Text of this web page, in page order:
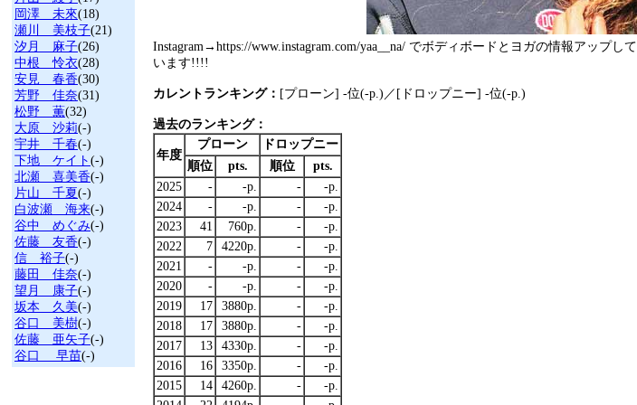
岡澤 未來(18)
瀬川 美枝子(21)
汐月 麻子(26)
中根 怜衣(28)
安見 春香(30)
芳野 佳奈(31)
松野 薫(32)
大原 沙莉(-)
宇井 千春(-)
下地 ケイト (-)
北瀬 喜美香(-)
片山 千夏(-)
白波瀬 海来(-)
谷中 めぐみ(-)
佐藤 友香(-)
信 裕子(-)
藤田 佳奈(-)
望月 康子(-)
坂本 久美(-)
谷口 美樹(-)
佐藤 亜矢子(-)
谷口 早苗(-)
Instagram→https://www.instagram.com/yaa__na/ でボディボードとヨガの情報アップして
います!!!!
カレントランキング： [プローン] -位(-p.)／[ドロップニー] -位(-p.)
過去のランキング：
年度
プローン
ドロップニー
順位
pts. 順位
pts.
2025
- -p. -
-p.
2024
- -p. -
-p.
2023
41 760p. -
-p.
2022
7 4220p. -
-p.
2021
- -p. -
-p.
2020
- -p. -
-p.
2019
17 3880p. -
-p.
2018
17 3880p. -
-p.
2017
13 4330p. -
-p.
2016
16 3350p. -
-p.
2015
14 4260p. -
-p.